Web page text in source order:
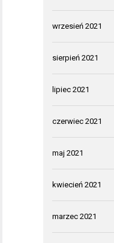
wrzesień 2021
sierpień 2021
lipiec 2021
czerwiec 2021
maj 2021
kwiecień 2021
marzec 2021